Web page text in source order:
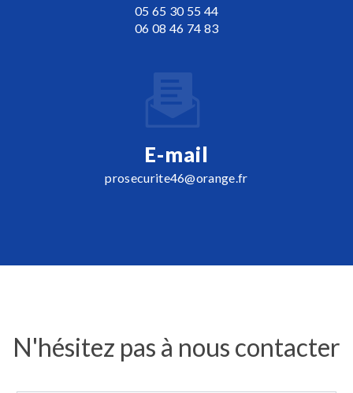
05 65 30 55 44
06 08 46 74 83
E-mail
prosecurite46@orange.fr
N'hésitez pas à nous contacter